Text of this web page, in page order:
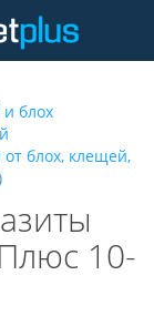
блох
блох, клещей,
10-